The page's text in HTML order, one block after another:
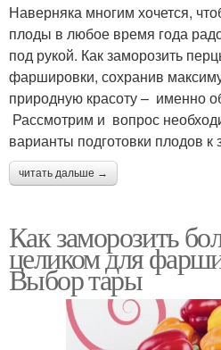
Наверняка многим хочется,
плоды в любое время года
под рукой. Как заморозить
фаршировки, сохранив
природную красоту – именно
Рассмотрим и вопрос
варианты подготовки плодов к
читать дальше →
Как заморозить
целиком для
Выбор тары